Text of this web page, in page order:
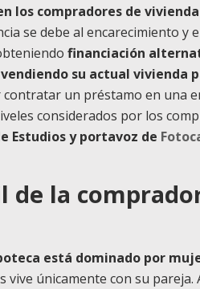
los compradores de
se debe al encarecimiento y
financiación
su actual vivienda
un préstamo en una
considerados por los
Estudios y portavoz de
de la
está dominado por
vive únicamente con su pareja.